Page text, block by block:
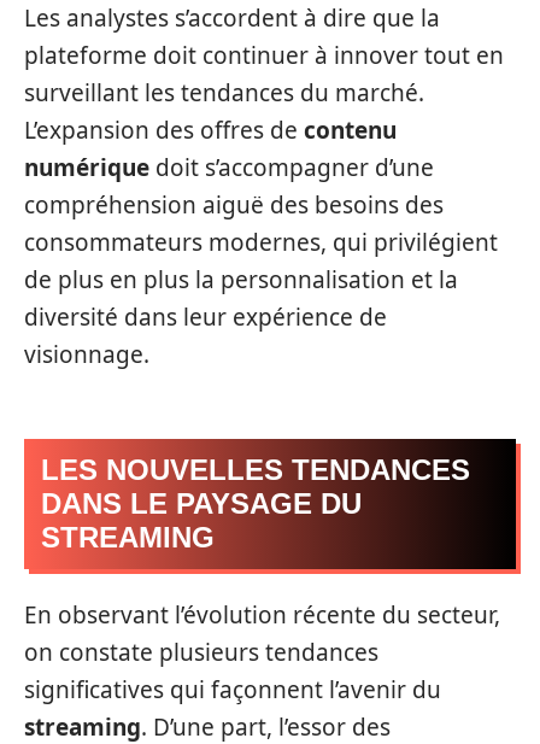
Les analystes s’accordent à dire que la
plateforme doit continuer à innover tout en
surveillant les tendances du marché.
L’expansion des offres de contenu
numérique doit s’accompagner d’une
compréhension aiguë des besoins des
consommateurs modernes, qui privilégient
de plus en plus la personnalisation et la
diversité dans leur expérience de
visionnage.
LES NOUVELLES TENDANCES
DANS LE PAYSAGE DU
STREAMING
En observant l’évolution récente du secteur,
on constate plusieurs tendances
significatives qui façonnent l’avenir du
streaming. D’une part, l’essor des